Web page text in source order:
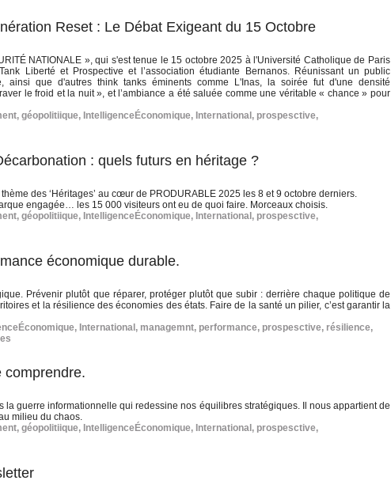
Reset : Le Débat Exigeant du 15 Octobre
NATIONALE », qui s'est tenue le 15 octobre 2025 à l'Université Catholique de Paris
Liberté et Prospective et l’association étudiante Bernanos. Réunissant un public
ainsi que d'autres think tanks éminents comme L'Inas, la soirée fut d'une densité
le froid et la nuit », et l’ambiance a été saluée comme une véritable « chance » pour
, géopolitiique, IntelligenceÉconomique, International , prospesctive,
: quels futurs en héritage ?
des ‘Héritages’ au cœur de PRODURABLE 2025 les 8 et 9 octobre derniers.
engagée… les 15 000 visiteurs ont eu de quoi faire. Morceaux choisis.
, géopolitiique, IntelligenceÉconomique, International , prospesctive,
économique durable.
Prévenir plutôt que réparer, protéger plutôt que subir : derrière chaque politique de
et la résilience des économies des états. Faire de la santé un pilier, c’est garantir la
, International , managemnt, performance, prospesctive, résilience,
comprendre.
guerre informationnelle qui redessine nos équilibres stratégiques. Il nous appartient de
milieu du chaos.
, géopolitiique, IntelligenceÉconomique, International , prospesctive,